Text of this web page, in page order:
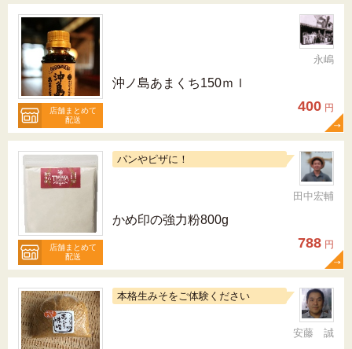
店舗まとめて
配送
永嶋
沖ノ島あまくち150ｍｌ
400 円
店舗まとめて
配送
パンやピザに！
田中宏輔
かめ印の強力粉800g
788 円
本格生みそをご体験ください
安藤 誠